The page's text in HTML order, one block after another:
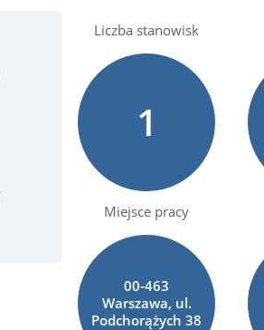
Liczba stanowisk
1
Miejsce pracy
00-463
Warszawa, ul.
Podchorążych 38